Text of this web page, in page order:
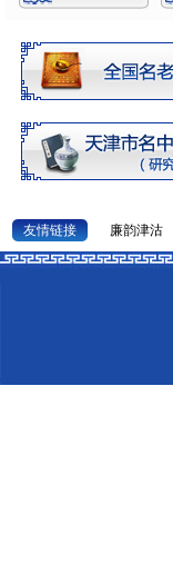
友情链接 廉韵津沽